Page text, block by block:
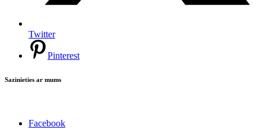
Twitter
Pinterest
Sazinieties ar mums
Facebook